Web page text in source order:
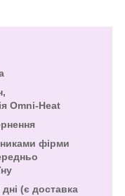
Omni-Heat
фірми
дні (є доставка